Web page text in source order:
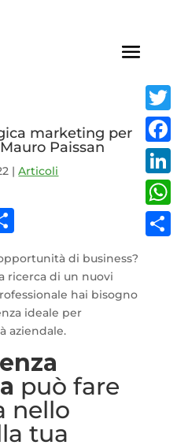
marketing per
Paissan
|Articoli
Condividi
di business?
ricerca di un nuovi
hai bisogno
ideale per
aziendale.
può fare
nello
tua